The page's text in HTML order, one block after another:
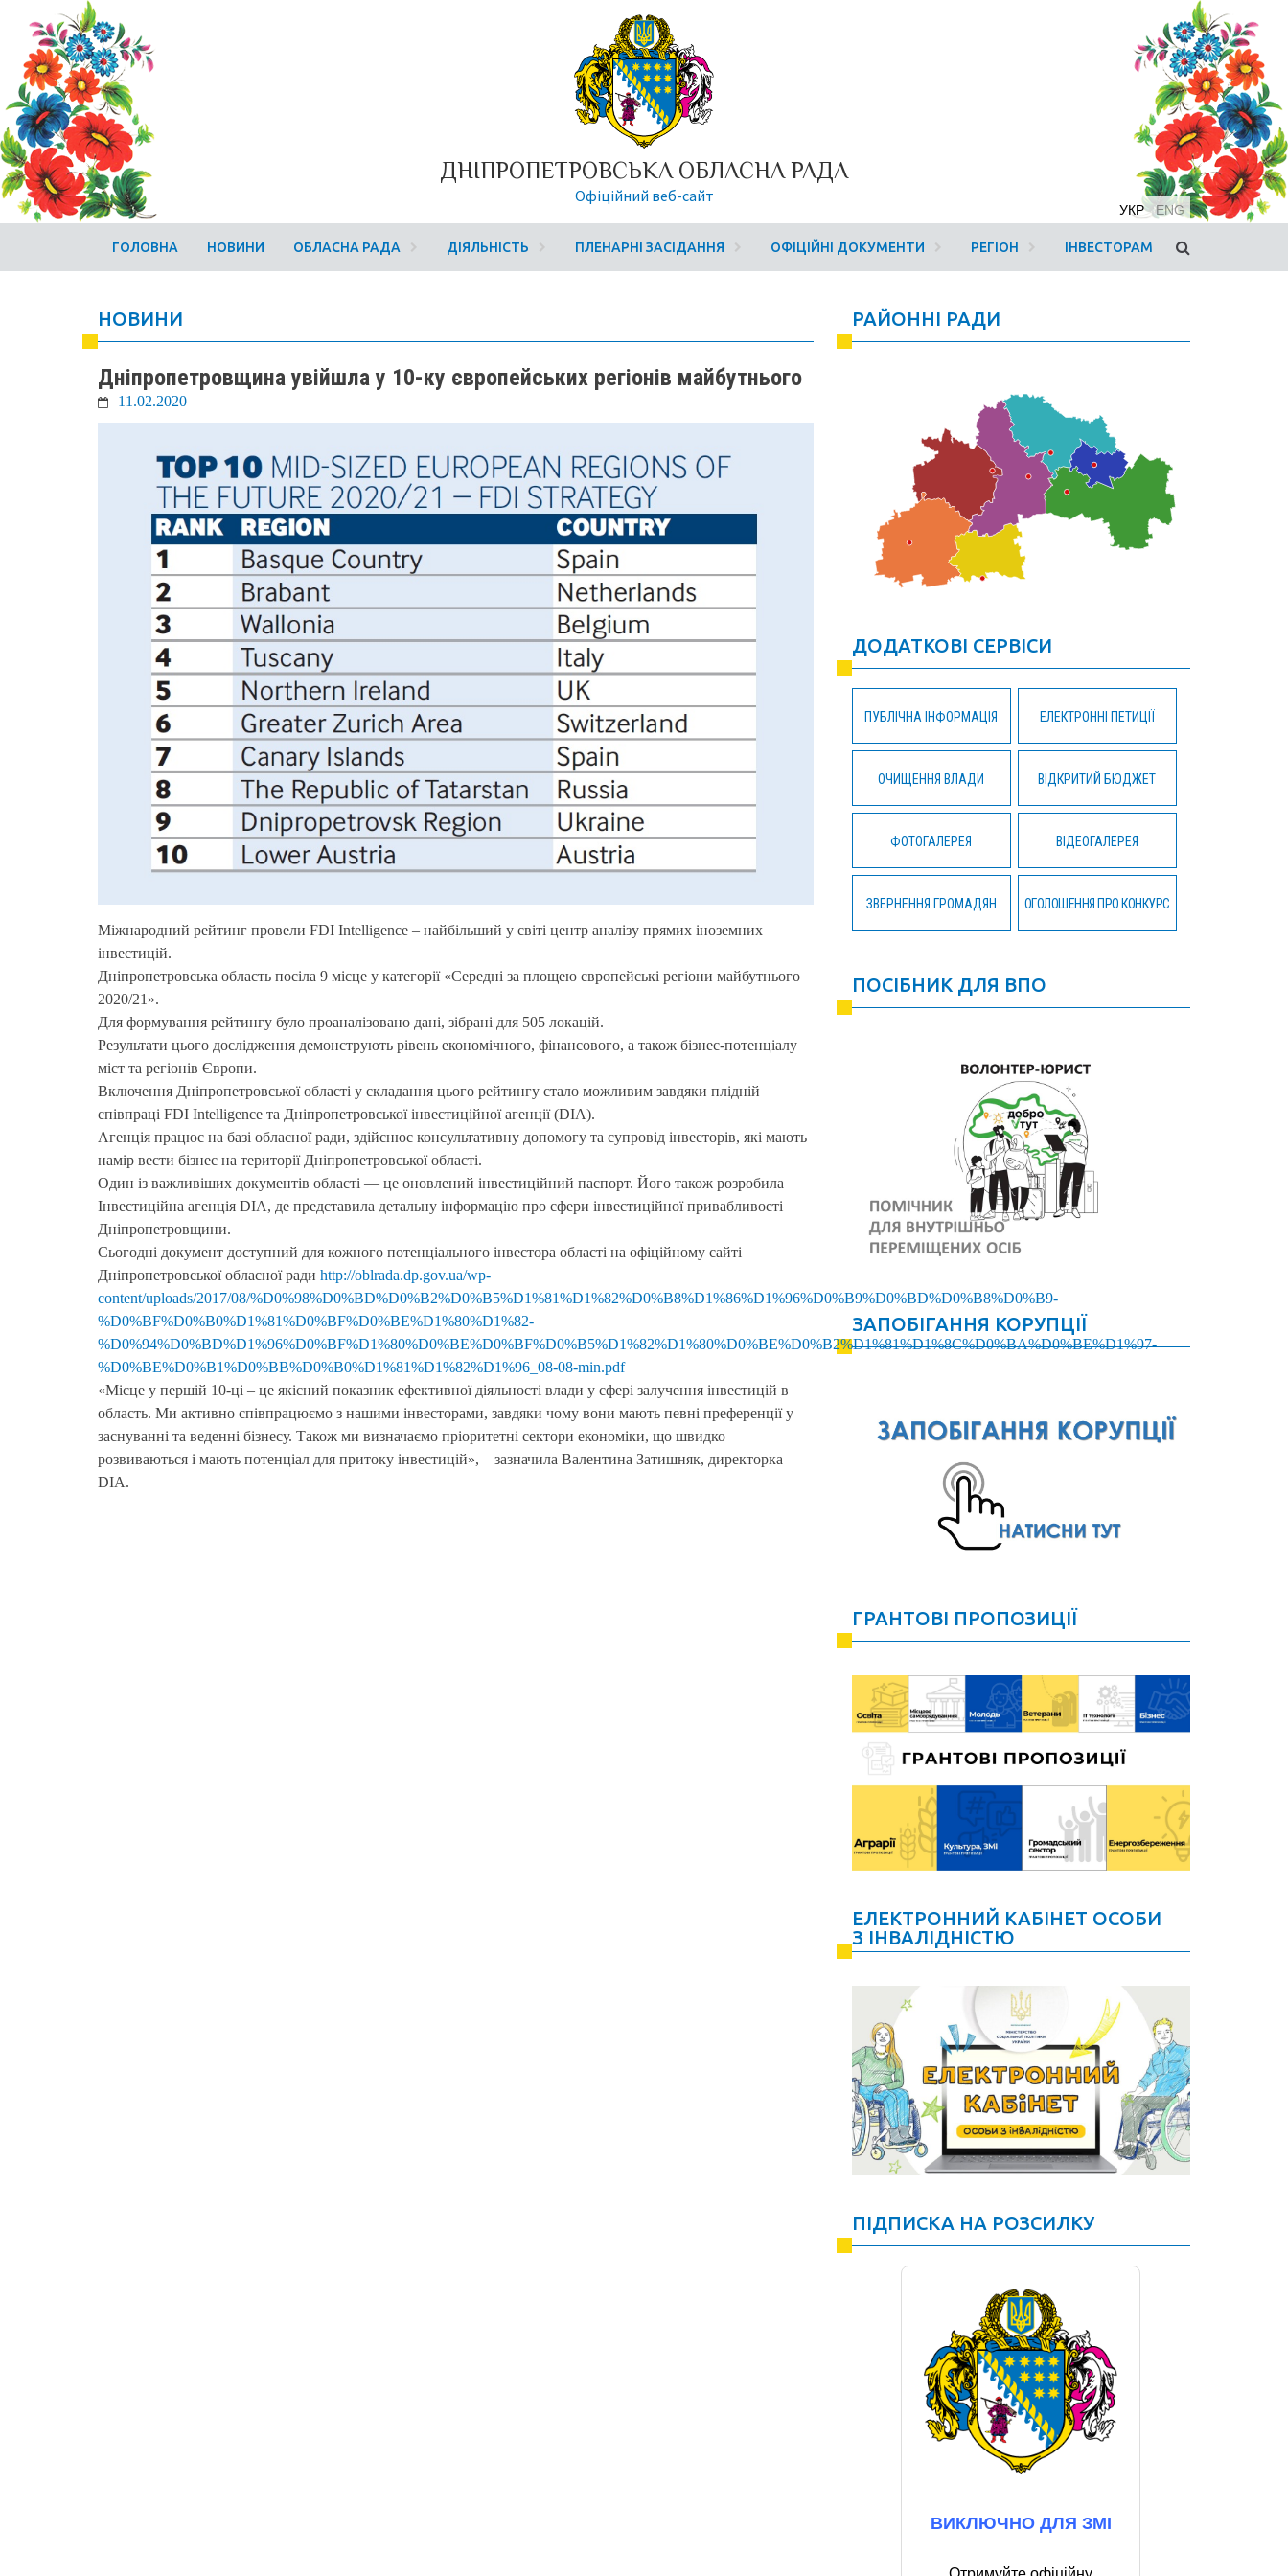
ДНІПРОПЕТРОВСЬКА ОБЛАСНА РАДА
Офіційний веб-сайт
УКР ENG
ГОЛОВНА НОВИНИ ОБЛАСНА РАДА ДІЯЛЬНІСТЬ ПЛЕНАРНІ ЗАСІДАННЯ ОФІЦІЙНІ ДОКУМЕНТИ РЕГІОН ІНВЕСТОРАМ
НОВИНИ
Дніпропетровщина увійшла у 10-ку європейських регіонів майбутнього
11.02.2020
Міжнародний рейтинг провели FDI Intelligence – найбільший у світі центр аналізу прямих іноземних
інвестицій.
Дніпропетровська область посіла 9 місце у категорії «Середні за площею європейські регіони майбутнього
2020/21».
Для формування рейтингу було проаналізовано дані, зібрані для 505 локацій.
Результати цього дослідження демонструють рівень економічного, фінансового, а також бізнес-потенціалу
міст та регіонів Європи.
Включення Дніпропетровської області у складання цього рейтингу стало можливим завдяки плідній
співпраці FDI Intelligence та Дніпропетровської інвестиційної агенції (DIA).
Агенція працює на базі обласної ради, здійснює консультативну допомогу та супровід інвесторів, які мають
намір вести бізнес на території Дніпропетровської області.
Один із важливіших документів області — це оновлений інвестиційний паспорт. Його також розробила
Інвестиційна агенція DIA, де представила детальну інформацію про сфери інвестиційної привабливості
Дніпропетровщини.
Сьогодні документ доступний для кожного потенціального інвестора області на офіційному сайті
Дніпропетровської обласної ради http://oblrada.dp.gov.ua/wp-
content/uploads/2017/08/%D0%98%D0%BD%D0%B2%D0%B5%D1%81%D1%82%D0%B8%D1%86%D1%96%D0%B9%D0%BD%D0%B8%D0%B9-
%D0%BF%D0%B0%D1%81%D0%BF%D0%BE%D1%80%D1%82-
%D0%94%D0%BD%D1%96%D0%BF%D1%80%D0%BE%D0%BF%D0%B5%D1%82%D1%80%D0%BE%D0%B2%D1%81%D1%8C%D0%BA%D0%BE%D1%97-
%D0%BE%D0%B1%D0%BB%D0%B0%D1%81%D1%82%D1%96_08-08-min.pdf
«Місце у першій 10-ці – це якісний показник ефективної діяльності влади у сфері залучення інвестицій в
область. Ми активно співпрацюємо з нашими інвесторами, завдяки чому вони мають певні преференції у
заснуванні та веденні бізнесу. Також ми визначаємо пріоритетні сектори економіки, що швидко
розвиваються і мають потенціал для притоку інвестицій», – зазначила Валентина Затишняк, директорка
DIA.
РАЙОННІ РАДИ
ДОДАТКОВІ СЕРВІСИ
ПУБЛІЧНА ІНФОРМАЦІЯ ЕЛЕКТРОННІ ПЕТИЦІЇ
ОЧИЩЕННЯ ВЛАДИ ВІДКРИТИЙ БЮДЖЕТ
ФОТОГАЛЕРЕЯ ВІДЕОГАЛЕРЕЯ
ЗВЕРНЕННЯ ГРОМАДЯН ОГОЛОШЕННЯ ПРО КОНКУРС
ПОСІБНИК ДЛЯ ВПО
ЗАПОБІГАННЯ КОРУПЦІЇ
ГРАНТОВІ ПРОПОЗИЦІЇ
ЕЛЕКТРОННИЙ КАБІНЕТ ОСОБИ
З ІНВАЛІДНІСТЮ
ПІДПИСКА НА РОЗСИЛКУ
ВИКЛЮЧНО ДЛЯ ЗМІ